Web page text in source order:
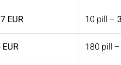
EUR 10 pill –
180 pill –